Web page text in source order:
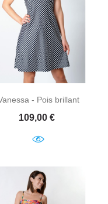
- Pois brillant
Prix
109,00 €